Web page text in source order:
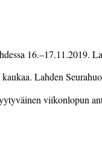
16.–17.11.2019.
Lahden
viikonlopun